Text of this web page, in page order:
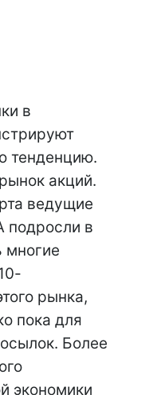
в
тенденцию.
акций.
ведущие
в
многие
рынка,
пока для
Более
экономики